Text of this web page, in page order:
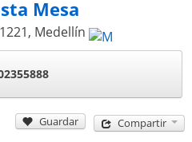
Mesa
, Medellín
Guardar Compartir